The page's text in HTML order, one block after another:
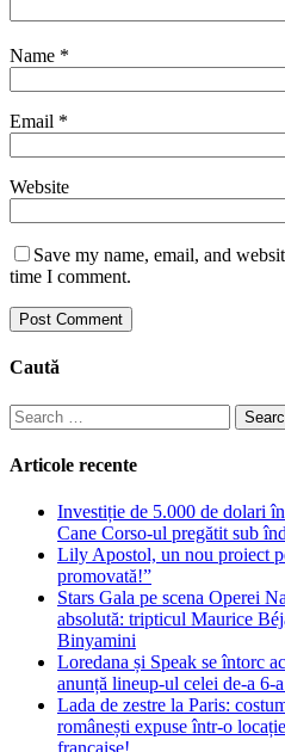
Name *
Email *
Website
Save my name, email, and
time I comment.
Caută
Search
for:
Articole recente
Investiție de 5.000 de dolari
Cane Corso-ul pregătit sub
Lily Apostol, un nou proiect
promovată!”
Stars Gala pe scena Operei
absolută: tripticul Maurice
Binyamini
Loredana și Speak se întorc
anunță lineup-ul celei de-a 6-
Lada de zestre la Paris:
românești expuse într-o